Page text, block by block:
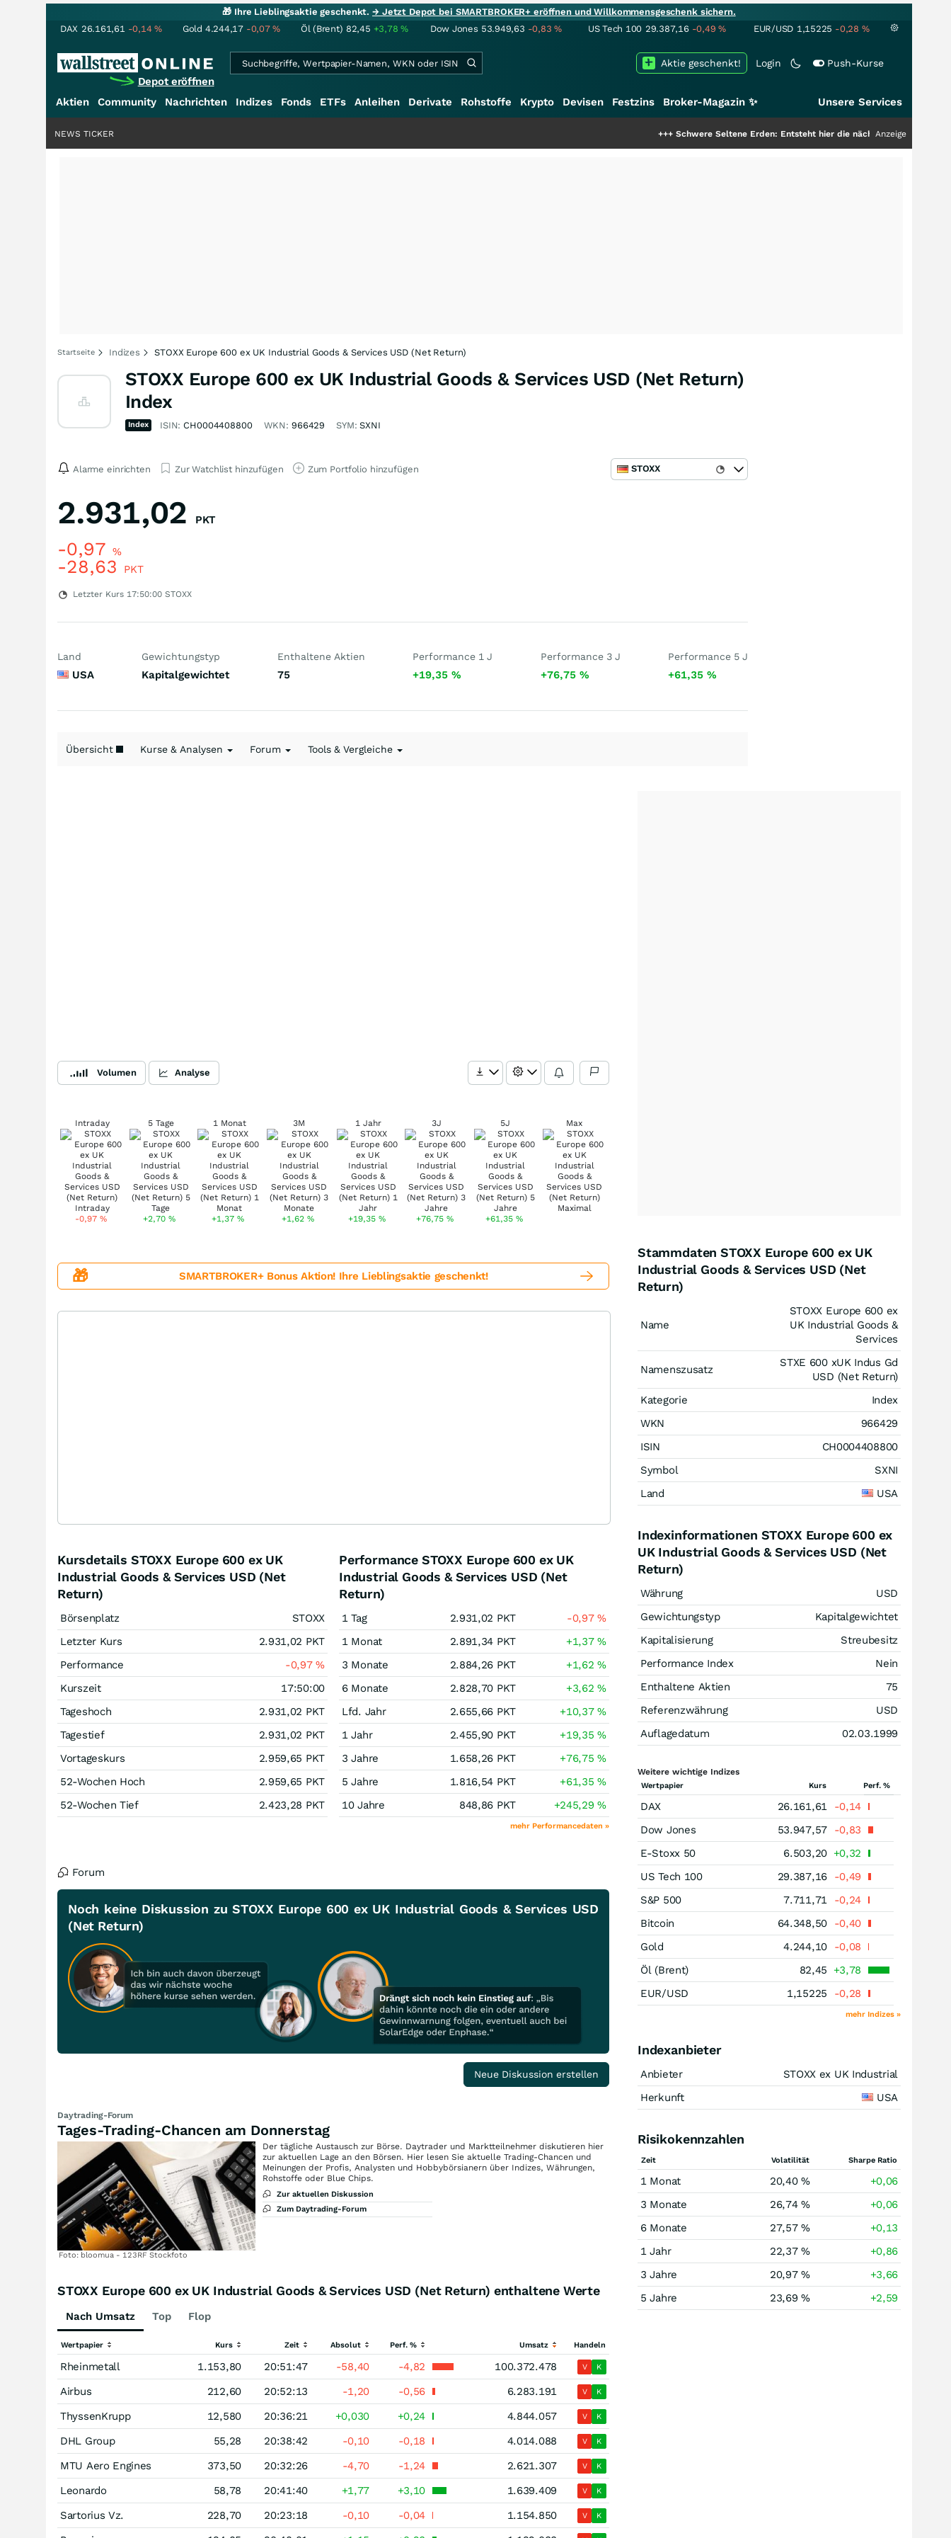
🎁 Ihre Lieblingsaktie geschenkt.→ Jetzt Depot bei SMARTBROKER+ eröffnen und Willkommensgeschenk sichern.
DAX 26.161,61 -0,14% Gold 4.244,17 -0,07% Öl (Brent) 82,45 +3,78% Dow Jones 53.949,63 -0,83% US Tech 100 29.387,16 -0,49% EUR/USD 1,15225 -0,28 %
Depot eröffnen
Login Push-Kurse
Aktie geschenkt!
Aktien Community Nachrichten Indizes Fonds ETFs Anleihen Derivate Rohstoffe Krypto Devisen Festzins Broker-Magazin ✨ Unsere Services
Schwere Seltene Erden: Entsteht hier die nächste Milliardenstory?+++
Anzeige
NEWS TICKER
Startseite Indizes STOXX Europe 600 ex UK Industrial Goods & Services USD (Net Return)
STOXX Europe 600 ex UK Industrial Goods & Services USD (Net Return)
Index
Index ISIN: CH0004408800 WKN: 966429 SYM:SXNI
Alarme einrichten Zur Watchlist hinzufügen Zum Portfolio hinzufügen STOXX
2.931,02 PKT
-0,97 %
-28,63 PKT
Letzter Kurs 17:50:00 STOXX
Land
USA
Gewichtungstyp
Kapitalgewichtet
Enthaltene Aktien
75
Performance 1 J
+19,35%
Performance 3 J
+76,75 %
Performance 5 J
+61,35 %
Übersicht Kurse & Analysen Forum Tools & Vergleiche
Volumen Analyse
Intraday
-0,97 %
5 Tage
+2,70%
1 Monat
+1,37%
3M
+1,62 %
1 Jahr
+19,35 %
3J
+76,75%
5J
+61,35 %
Max
🎁 SMARTBROKER+ Bonus Aktion! Ihre Lieblingsaktie geschenkt!
Kursdetails STOXX Europe 600 ex UK
Industrial Goods & Services USD (Net
Return)
Börsenplatz
STOXX
Letzter Kurs
2.931,02 PKT
Performance
-0,97%
Kurszeit
17:50:00
Tageshoch
2.931,02 PKT
Tagestief
2.931,02 PKT
Vortageskurs
2.959,65 PKT
52-Wochen Hoch
2.959,65 PKT
52-Wochen Tief
2.423,28 PKT
Performance STOXX Europe 600 ex UK
Industrial Goods & Services USD (Net
Return)
1 Tag 2.931,02 PKT -0,97%
1 Monat
2.891,34 PKT +1,37%
3 Monate
2.884,26 PKT +1,62%
6 Monate
2.828,70 PKT +3,62%
Lfd. Jahr
2.655,66 PKT +10,37%
1 Jahr
2.455,90 PKT +19,35%
3 Jahre
1.658,26 PKT +76,75%
5 Jahre
1.816,54 PKT +61,35%
10 Jahre
848,86 PKT +245,29%
mehr Performancedaten »
Forum
Noch keine Diskussion zu STOXX Europe 600 ex UK Industrial Goods & Services USD
(Net Return)
Neue Diskussion erstellen
Daytrading-Forum
Tages-Trading-Chancen am Donnerstag
Foto: bloomua - 123RF Stockfoto
Der tägliche Austausch zur Börse. Daytrader und Marktteilnehmer diskutieren hier
zur aktuellen Lage an den Börsen. Hier lesen Sie aktuelle Trading-Chancen und
Meinungen der Profis, Analysten und Hobbybörsianern über Indizes, Währungen,
Rohstoffe oder Blue Chips.
Zur aktuellen Diskussion
Zum Daytrading-Forum
STOXX Europe 600 ex UK Industrial Goods & Services USD (Net Return) enthaltene Werte
Nach Umsatz Top Flop
Wertpapier Kurs Zeit Absolut Perf. % Umsatz Handeln
Rheinmetall 1.153,80 20:51:47 -58,40 -4,82 100.372.478 V K
Airbus 212,60 20:52:13 -1,20 -0,56 6.283.191 V K
ThyssenKrupp 12,580 20:36:21 +0,030 +0,24 4.844.057 V K
DHL Group 55,28 20:38:42 -0,10 -0,18 4.014.088 V K
MTU Aero Engines 373,50 20:32:26 -4,70 -1,24 2.621.307 V K
Leonardo 58,78 20:41:40 +1,77 +3,10 1.639.409 V K
Sartorius Vz. 228,70 20:23:18 -0,10 -0,04 1.154.850 V K
Stammdaten STOXX Europe 600 ex UK
Industrial Goods & Services USD (Net
Return)
Name
STOXX Europe 600 ex
UK Industrial Goods &
Services
Namenszusatz
STXE 600 xUK Indus Gd
USD (Net Return)
Kategorie
Index
WKN
966429
ISIN
CH0004408800
Symbol
SXNI
Land
USA
Indexinformationen STOXX Europe 600 ex
UK Industrial Goods & Services USD (Net
Return)
Währung
USD
Gewichtungstyp
Kapitalgewichtet
Kapitalisierung
Streubesitz
Performance Index
Nein
Enthaltene Aktien
75
Referenzwährung
USD
Auflagedatum
02.03.1999
Weitere wichtige Indizes
Wertpapier Kurs Perf. %
DAX 26.161,61
-0,14
Dow Jones
53.947,57
-0,83
E-Stoxx 50
6.503,20 +0,32
US Tech 100
29.387,16
-0,49
S&P 500
7.711,71
-0,24
Bitcoin
64.348,50
-0,40
Gold
4.244,10
-0,08
Öl (Brent)
82,45
+3,78
EUR/USD
1,15225 -0,28
mehr Indizes »
Indexanbieter
Anbieter
STOXX ex UK Industrial
Herkunft
USA
Risikokennzahlen
Zeit Volatilität Sharpe Ratio
1 Monat 20,40 %
+0,06
3 Monate
26,74 %
+0,06
6 Monate
27,57 %
+0,13
1 Jahr
22,37 %
+0,86
3 Jahre
20,97 %
+3,66
5 Jahre
23,69 % +2,59